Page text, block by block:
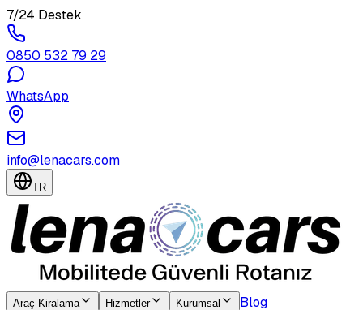
7/24 Destek
0850 532 79 29
WhatsApp
info@lenacars.com
TR
Araç Kiralama Hizmetler Kurumsal Blog